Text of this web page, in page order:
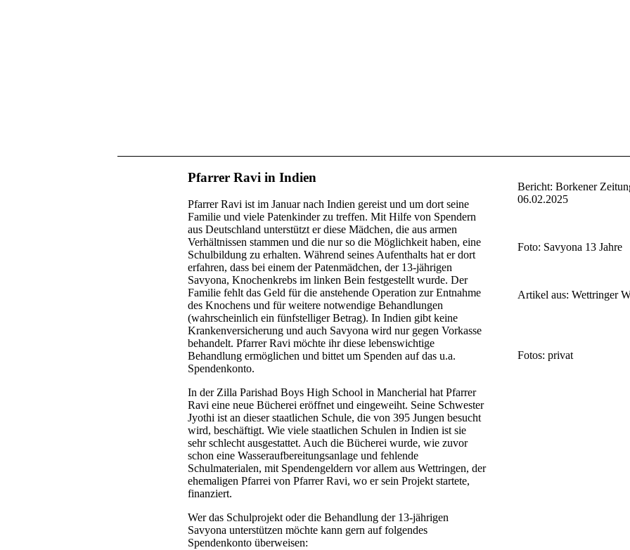
Pfarrer Ravi in Indien
Pfarrer Ravi ist im Januar nach Indien gereist und um dort seine
Familie und viele Patenkinder zu treffen. Mit Hilfe von Spendern
aus Deutschland unterstützt er diese Mädchen, die aus armen
Verhältnissen stammen und die nur so die Möglichkeit haben, eine
Schulbildung zu erhalten. Während seines Aufenthalts hat er dort
erfahren, dass bei einem der Patenmädchen, der 13-jährigen
Savyona, Knochenkrebs im linken Bein festgestellt wurde. Der
Familie fehlt das Geld für die anstehende Operation zur Entnahme
des Knochens und für weitere notwendige Behandlungen
(wahrscheinlich ein fünfstelliger Betrag). In Indien gibt keine
Krankenversicherung und auch Savyona wird nur gegen Vorkasse
behandelt. Pfarrer Ravi möchte ihr diese lebenswichtige
Behandlung ermöglichen und bittet um Spenden auf das u.a.
Spendenkonto.
In der Zilla Parishad Boys High School in Mancherial hat Pfarrer
Ravi eine neue Bücherei eröffnet und eingeweiht. Seine Schwester
Jyothi ist an dieser staatlichen Schule, die von 395 Jungen besucht
wird, beschäftigt. Wie viele staatlichen Schulen in Indien ist sie
sehr schlecht ausgestattet. Auch die Bücherei wurde, wie zuvor
schon eine Wasseraufbereitungsanlage und fehlende
Schulmaterialen, mit Spendengeldern vor allem aus Wettringen, der
ehemaligen Pfarrei von Pfarrer Ravi, wo er sein Projekt startete,
finanziert.
Wer das Schulprojekt oder die Behandlung der 13-jährigen
Savyona unterstützen möchte kann gern auf folgendes
Spendenkonto überweisen:
Bericht: Borkener
06.02.2025
Foto: Savyona 13 Jahre
Artikel aus: Wettringer
Fotos: privat